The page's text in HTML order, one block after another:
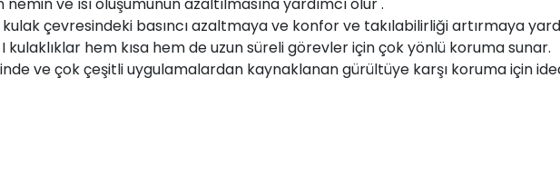
çevresindeki basıncı azaltmaya ve konfor ve takılabilirliği artırmaya
kulaklıklar hem kısa hem de uzun süreli görevler için çok yönlü koruma sunar.
ve çok çeşitli uygulamalardan kaynaklanan gürültüye karşı koruma için